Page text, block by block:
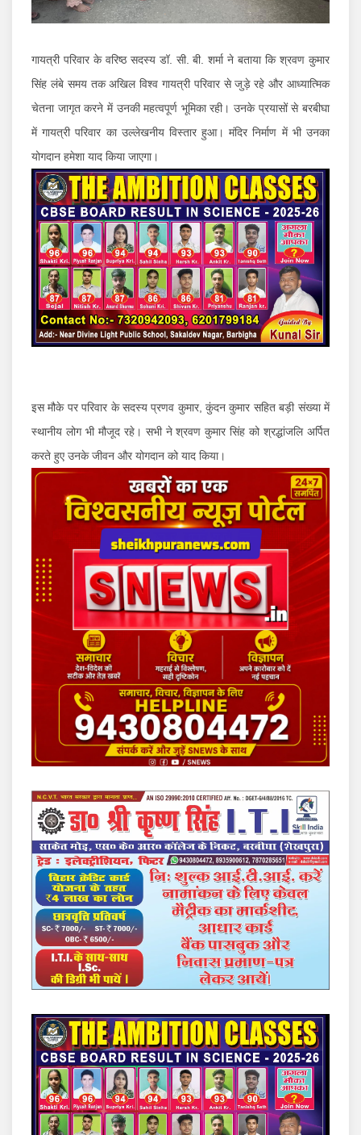
गायत्री परिवार के वरिष्ठ सदस्य डॉ. सी. बी. शर्मा ने बताया कि श्रवण कुमार
सिंह लंबे समय तक अखिल विश्व गायत्री परिवार से जुड़े रहे और आध्यात्मिक
चेतना जागृत करने में उनकी महत्वपूर्ण भूमिका रही। उनके प्रयासों से बरबीघा
में गायत्री परिवार का उल्लेखनीय विस्तार हुआ। मंदिर निर्माण में भी उनका
योगदान हमेशा याद किया जाएगा।
इस मौके पर परिवार के सदस्य प्रणव कुमार, कुंदन कुमार सहित बड़ी संख्या में
स्थानीय लोग भी मौजूद रहे। सभी ने श्रवण कुमार सिंह को श्रद्धांजलि अर्पित
करते हुए उनके जीवन और योगदान को याद किया।